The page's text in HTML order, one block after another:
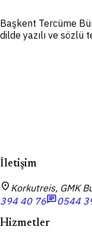
Başkent Tercüme
dilde yazılı ve sözlü
İletişim
location_on Korkutreis, GMK
394 40 76chat0544
Hizmetler